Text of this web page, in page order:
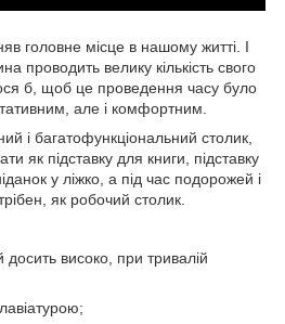
головне місце в нашому житті. І
проводить велику кількість свого
б, щоб це проведення часу було
але і комфортним.
і багатофункціональний столик,
як підставку для книги, підставку
у ліжко, а під час подорожей і
як робочий столик.
високо, при тривалій